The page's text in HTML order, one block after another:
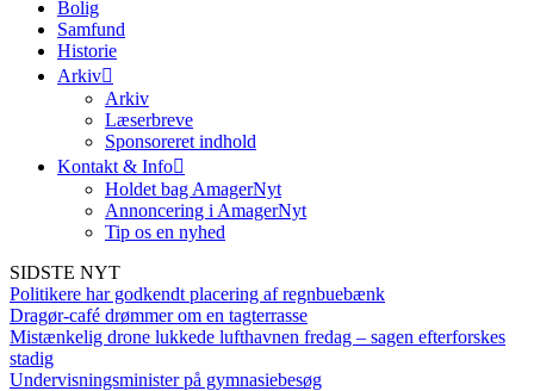
Bolig
Samfund
Historie
Arkiv
Arkiv
Læserbreve
Sponsoreret indhold
Kontakt & Info
Holdet bag AmagerNyt
Annoncering i AmagerNyt
Tip os en nyhed
SIDSTE NYT
Politikere har godkendt placering af regnbuebænk
Dragør-café drømmer om en tagterrasse
Mistænkelig drone lukkede lufthavnen fredag – sagen efterforskes
stadig
Undervisningsminister på gymnasiebesøg